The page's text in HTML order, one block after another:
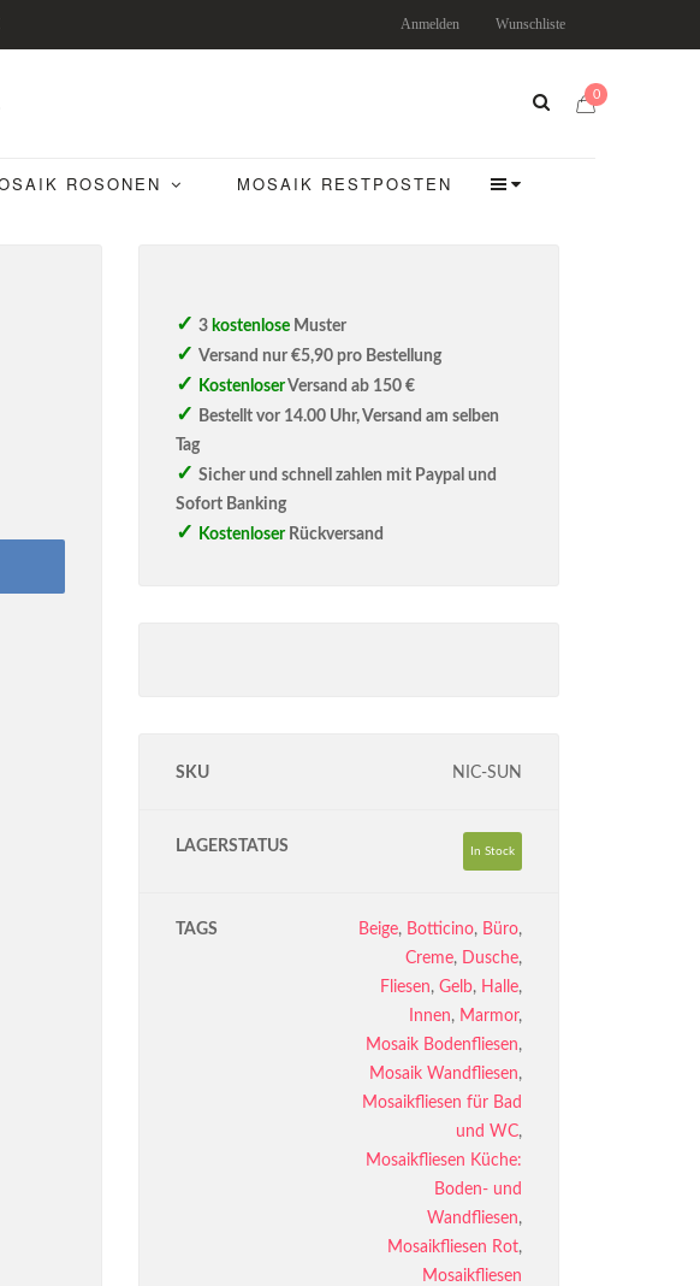
Anmelden Wunschliste
0
ROSONEN MOSAIK RESTPOSTEN
3 kostenlose Muster
Versand nur €5,90 pro Bestellung
KostenloserVersand ab 150 €
Bestellt vor 14.00 Uhr, Versand am selben
Tag
Sicher und schnell zahlen mit Paypal und
Sofort Banking
KostenloserRückversand
SKU NIC-SUN
LAGERSTATUS In Stock
TAGS Beige, Botticino, Büro,
Creme, Dusche,
Fliesen, Gelb, Halle,
Innen, Marmor,
Mosaik Bodenfliesen,
Mosaik Wandfliesen,
Mosaikfliesen für Bad
und WC,
Mosaikfliesen Küche:
Boden- und
Wandfliesen,
Mosaikfliesen Rot,
Mosaikfliesen